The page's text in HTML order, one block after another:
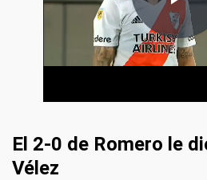
El 2-0 de Romero le
Vélez